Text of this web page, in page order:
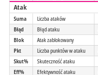
Atak
Suma Liczba ataków
Błąd
Błąd ataku
Blok
Atak zablokowany
Pkt
Liczba punktów w ataku
Skut%
Skuteczność ataku
Eff%
Efektywność ataku